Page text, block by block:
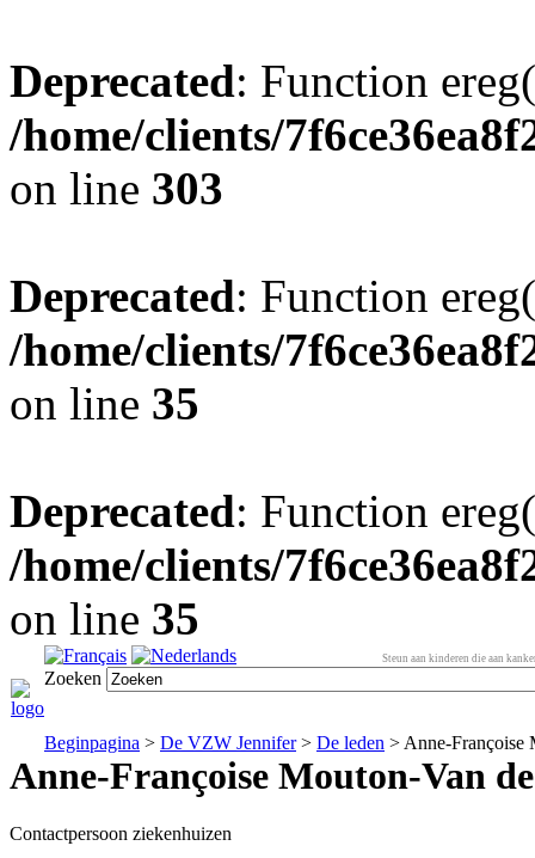
Deprecated: Function
/home/clients/
on line 303
Deprecated: Function
/home/clients/
on line 35
Deprecated: Function
/home/clients/
on line 35
Steun aan kinderen die aan
Zoeken
Beginpagina > De VZW Jennifer> De leden > Anne-Françoise
Anne-Françoise Mouton-Van
Contactpersoon ziekenhuizen